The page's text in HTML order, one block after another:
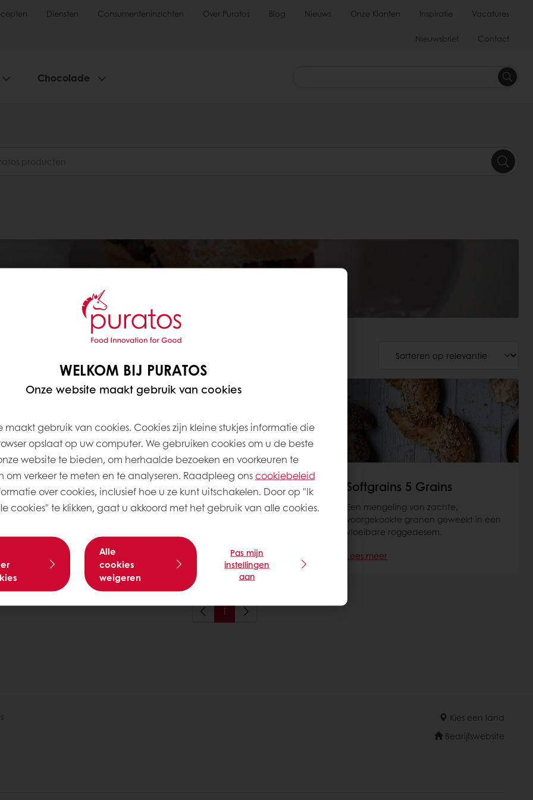
Diensten Consumenteninzichten Over Puratos Blog Nieuws Onze Klanten Inspiratie Vacatures
Nieuwsbrief Contact
Chocolade
Rye
en gekiemde
Softgrain Spelt CL
Zachte, voorgekookte speltgranen
Softgrains 5 Grains
Een mengeling van zachte,
voorgekookte granen geweekt in een
vloeibare roggedesem.
Lees meer
1
WELKOM BIJ PURATOS
Onze website maakt gebruik van cookies
maakt gebruik van cookies. Cookies zijn kleine stukjes informatie die
opslaat op uw computer. We gebruiken cookies om u de beste
website te bieden, om herhaalde bezoeken en voorkeuren te
om verkeer te meten en te analyseren. Raadpleeg onscookiebeleid
over cookies, inclusief hoe u ze kunt uitschakelen. Door op "Ik
cookies" te klikken, gaat u akkoord met het gebruik van alle cookies.
Alle
cookies
weigeren
Pas mijn
instellingen
aan
Kies een land
Bedrijfswebsite